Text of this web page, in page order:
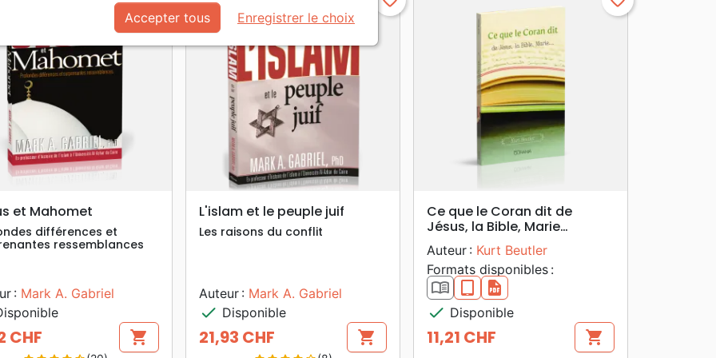
searchAPERÇU RAPIDE
et Mahomet
différences et
ressemblances
: Mark A. Gabriel
CHF shopping_cart
search APERÇU RAPIDE
L'islam et le peuple juif
Les raisons du conflit
Auteur : Mark A. Gabriel
check Disponible
Prix
21,93 CHF shopping_cart
searchAPERÇU RAPIDE
Ce que le Coran dit de
Jésus, la Bible, Marie…
Auteur : Kurt Beutler
Formats disponibles :
book_open epub
pdf
check Disponible
Prix
11,21 CHF shopping_cart
Accepter tous Enregistrer le choix